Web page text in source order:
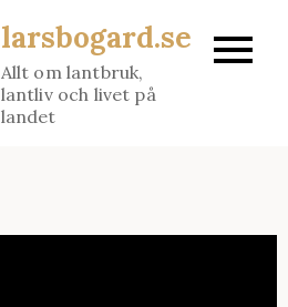
larsbogard.se
Allt om lantbruk,
lantliv och livet på
landet